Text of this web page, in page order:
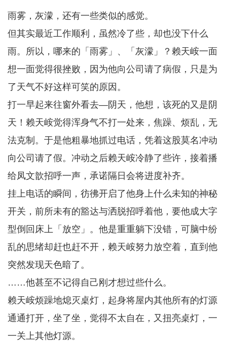
雨雾，灰濛，还有一些类似的感觉。
但其实最近工作顺利，虽然冷了些，却也没下什么
雨。所以，哪来的「雨雾」、「灰濛」？赖天峖一面
想一面觉得很挫败，因为他向公司请了病假，只是为
了天气不好这样可笑的原因。
打一早起来往窗外看去—阴天，他想，该死的又是阴
天！赖天峖觉得浑身气不打一处来，焦躁、烦乱，无
法克制。于是他粗暴地抓过电话，凭着这股莫名冲动
向公司请了假。冲动之后赖天峖冷静了些许，接着播
给凤文歆招呼一声，承诺隔日会将进度补齐。
挂上电话的瞬间，彷彿开启了他身上什么未知的神秘
开关，前所未有的豁达与洒脱招呼着他，要他成大字
型倒回床上「放空」。他是重重躺下没错，可脑中纷
乱的思绪却赶也赶不开，赖天峖努力放空着，直到他
突然发现天色暗了。
……他甚至不记得自己刚才想过些什么。
赖天峖烦躁地熄灭桌灯，起身将屋内其他所有的灯源
通通打开，坐了坐，觉得不太自在，又扭亮桌灯，一
一关上其他灯源。